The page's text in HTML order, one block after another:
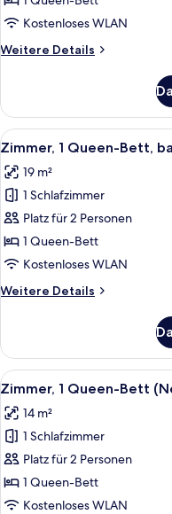
Bett,
(Nest
Kostenloses WLAN
Weitere Details
Weitere
1
Queen-
Bett,
(Nest
Room)
Alle
Fotos
für
Zimmer,
1
Queen-
Bett,
(Cosy
4
Zimmer, 1 Queen-Bett,
19 m²
1 Schlafzimmer
Platz für 2 Personen
1 Queen-Bett
Kostenloses WLAN
Weitere Details
Weitere
1
Queen-
Bett,
(Cosy
Room)
Alle
Fotos
für
Zimmer,
1
Queen-
Bett
4
Zimmer, 1 Queen-Bett
14 m²
1 Schlafzimmer
Platz für 2 Personen
1 Queen-Bett
Kostenloses WLAN